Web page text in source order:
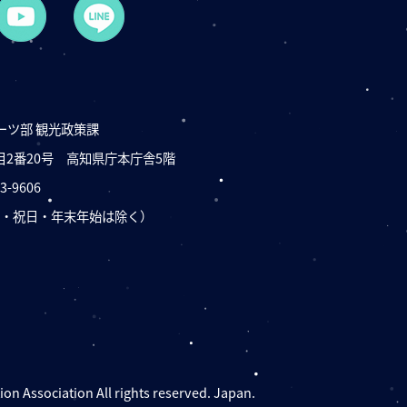
ツ部 観光政策課
2番20号 高知県庁本庁舎5階
9606
・祝日・年末年始は除く）
Association All rights reserved. Japan.